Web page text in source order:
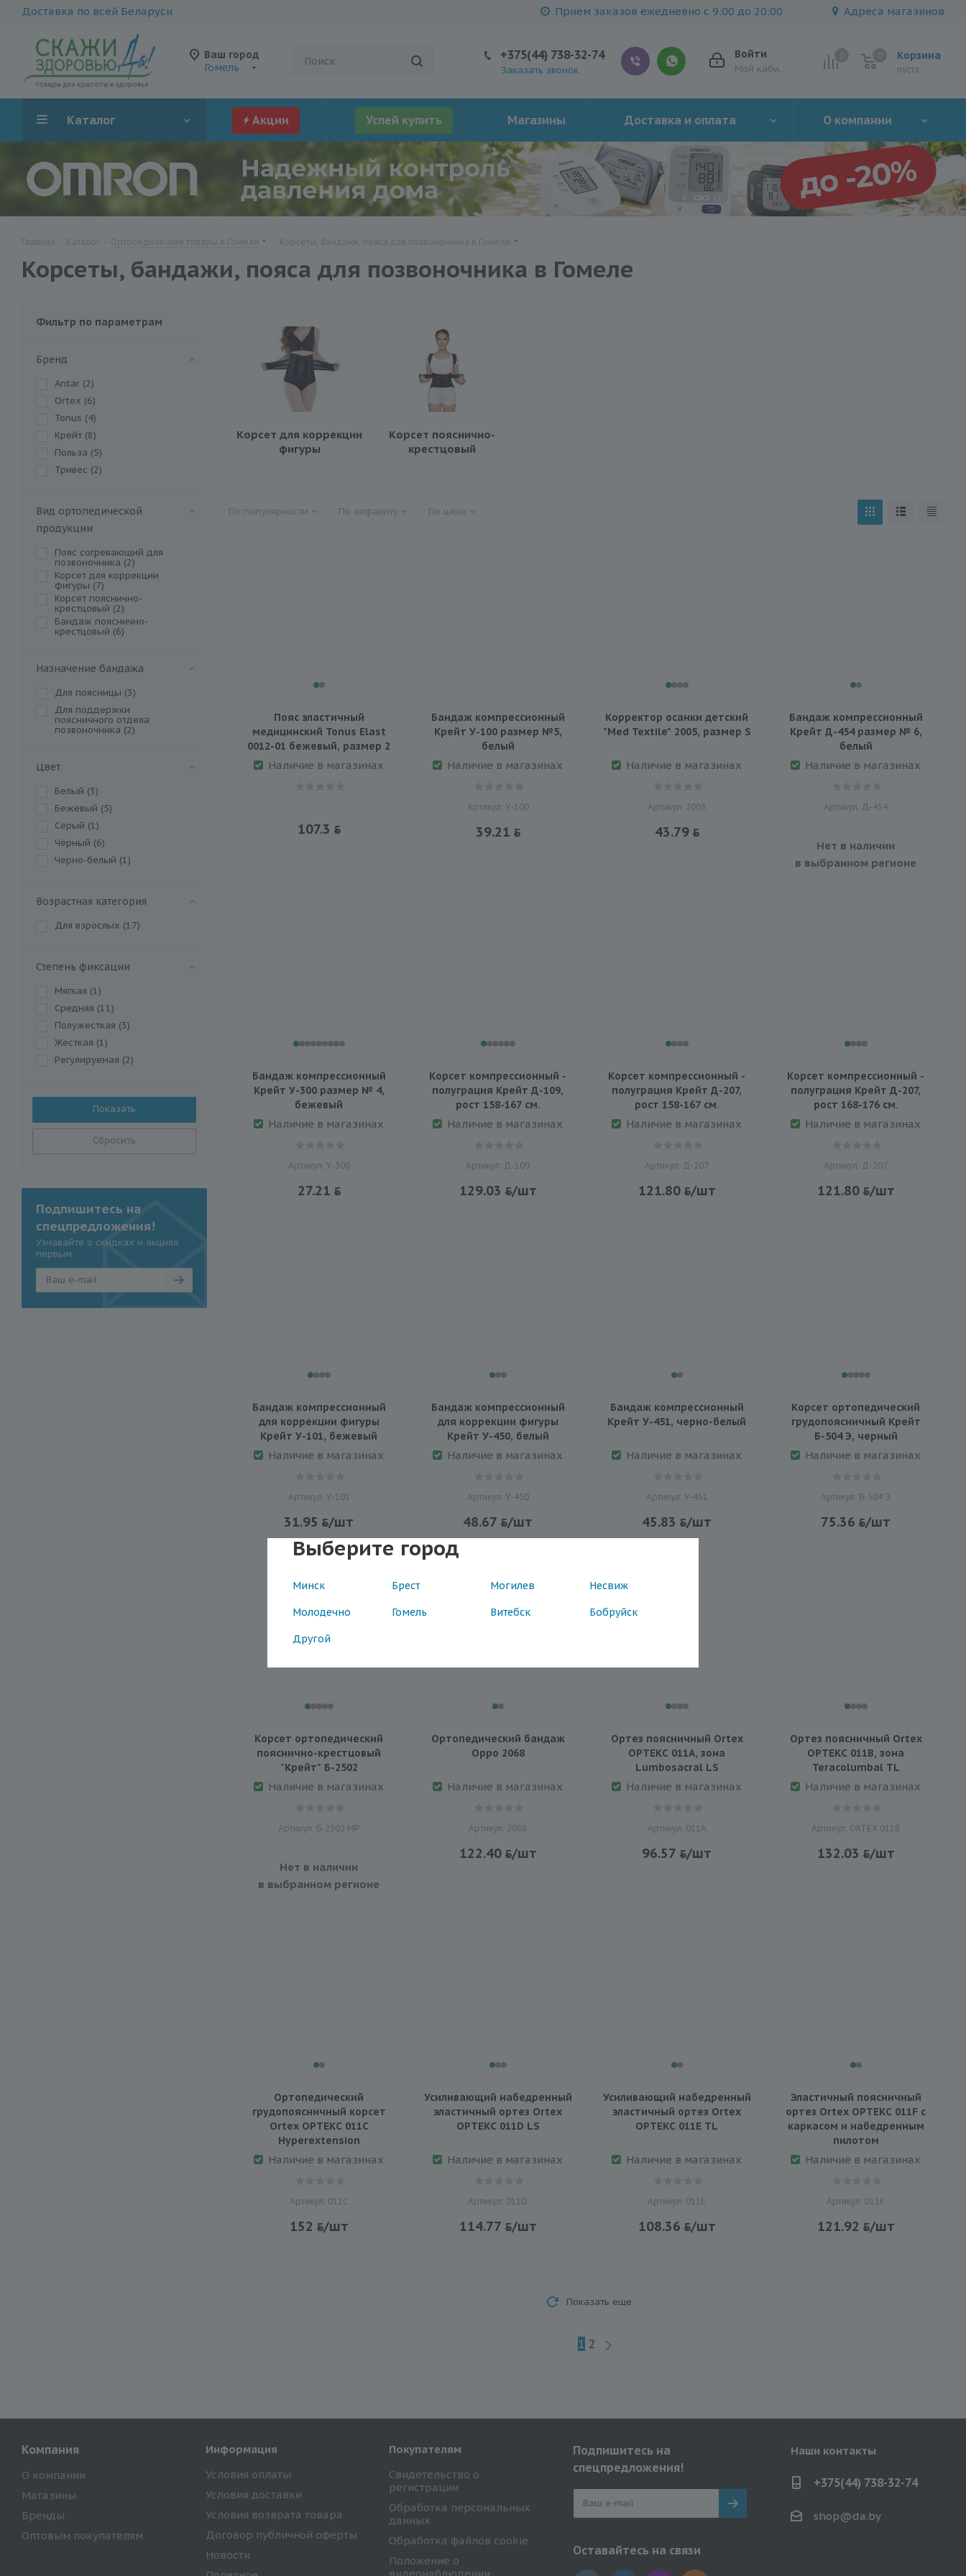
Выберите город
Минск Брест Могилев Несвиж
Молодечно Гомель Витебск Бобруйск
Другой
Доставка по всей Беларуси Прием заказов ежедневно с 9:00 до 20:00 Адреса магазинов
Ваш город
Гомель
Корзина
пуста
Войти
Мой кабинет
+375(44) 738-32-74
Заказать звонок
Каталог Акции Успей купить Магазины Доставка и оплата О компании
Корсеты, бандажи, пояса для позвоночника в Гомеле
Корсет для коррекции
фигуры
Корсет пояснично-
крестцовый
По популярности По алфавиту По цене
Пояс эластичный
медицинский Tonus Elast
0012-01 бежевый, размер 2
Наличие в магазинах
107.3
Бандаж компрессионный
Крейт У-100 размер №5,
белый
Наличие в магазинах
Артикул: У-100
39.21
Корректор осанки детский
"Med Textile" 2005, размер S
Наличие в магазинах
Артикул: 2005
43.79
Бандаж компрессионный
Крейт Д-454 размер № 6,
белый
Наличие в магазинах
Артикул: Д-454
Нет в наличии
в выбранном регионе
Бандаж компрессионный
Крейт У-300 размер № 4,
бежевый
Наличие в магазинах
Артикул: У-300
27.21
Корсет компрессионный -
полуграция Крейт Д-109,
рост 158-167 см.
Наличие в магазинах
Артикул: Д-109
129.03 /шт
Корсет компрессионный -
полуграция Крейт Д-207,
рост 158-167 см.
Наличие в магазинах
Артикул: Д-207
121.80 /шт
Корсет компрессионный -
полуграция Крейт Д-207,
рост 168-176 см.
Наличие в магазинах
Артикул: Д-207
121.80 /шт
Бандаж компрессионный
для коррекции фигуры
Крейт У-101, бежевый
Наличие в магазинах
Артикул: У-101
31.95 /шт
Бандаж компрессионный
для коррекции фигуры
Крейт У-450, белый
Наличие в магазинах
Артикул: У-450
48.67 /шт
Бандаж компрессионный
Крейт У-451, черно-белый
Наличие в магазинах
Артикул: У-451
45.83 /шт
Корсет ортопедический
грудопоясничный Крейт
Б-504 Э, черный
Наличие в магазинах
Артикул: Б-504 Э
75.36 /шт
Корсет ортопедический
пояснично-крестцовый
"Крейт" Б-2502
Наличие в магазинах
Артикул: Б-2502 МР
Нет в наличии
в выбранном регионе
Ортопедический бандаж
Oppo 2068
Наличие в магазинах
Артикул: 2068
122.40 /шт
Ортез поясничный Ortex
ОРТЕКС 011A, зона
Lumbosacral LS
Наличие в магазинах
Артикул: 011А
96.57 /шт
Ортез поясничный Ortex
ОРТЕКС 011B, зона
Teracolumbal TL
Наличие в магазинах
Артикул: ORTEX 011В
132.03 /шт
Ортопедический
грудопоясничный корсет
Ortex ОРТЕКС 011C
Hyperextension
Наличие в магазинах
Артикул: 011С
152 /шт
Усиливающий набедренный
эластичный ортез Ortex
ОРТЕКС 011D LS
Наличие в магазинах
Артикул: 011D
114.77 /шт
Усиливающий набедренный
эластичный ортез Ortex
ОРТЕКС 011E TL
Наличие в магазинах
Артикул: 011Е
108.36 /шт
Эластичный поясничный
ортез Ortex ОРТЕКС 011F с
каркасом и набедренным
пилотом
Наличие в магазинах
Артикул: 011F
121.92 /шт
Показать еще
1 2
Фильтр по параметрам
Бренд
Antar (2)
Ortex (6)
Tonus (4)
Крейт (8)
Польза (5)
Тривес (2)
Вид ортопедической
продукции
Пояс согревающий для
позвоночника (2)
Корсет для коррекции
фигуры (7)
Корсет пояснично-
крестцовый (2)
Бандаж пояснично-
крестцовый (6)
Назначение бандажа
Для поясницы (3)
Для поддержки
поясничного отдела
позвоночника (2)
Цвет
Белый (3)
Бежевый (5)
Серый (1)
Чёрный (6)
Черно-белый (1)
Возрастная категория
Для взрослых (17)
Степень фиксации
Мягкая (1)
Средняя (11)
Полужесткая (3)
Жесткая (1)
Регулируемая (2)
Сбросить
Подпишитесь на
спецпредложения!
Узнавайте о скидках и акциях
первым
Компания
О компании
Магазины
Бренды
Оптовым покупателям
Информация
Условия оплаты
Условия доставки
Условия возврата товара
Договор публичной оферты
Новости
Покупателям
Свидетельство о
регистрации
Обработка персональных
данных
Обработка файлов cookie
Положение о
видеонаблюдении
Подпишитесь на
спецпредложения!
Оставайтесь на связи
Наши контакты
+375(44) 738-32-74
shop@da.by